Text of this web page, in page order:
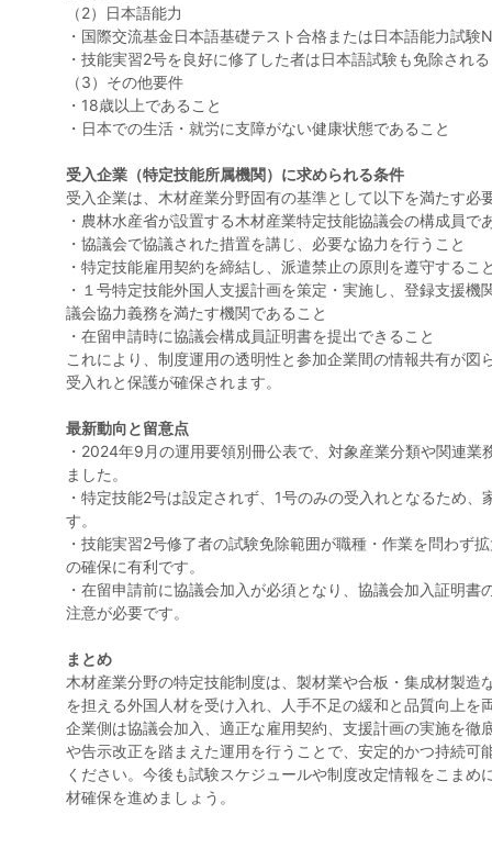
（2）日本語能力
・国際交流基金日本語基礎テスト合格または日本語能力試験
・技能実習2号を良好に修了した者は日本語試験も免除される
（3）その他要件
・18歳以上であること
・日本での生活・就労に支障がない健康状態であること
受入企業（特定技能所属機関）に求められる条件
受入企業は、木材産業分野固有の基準として以下を満たす必
・農林水産省が設置する木材産業特定技能協議会の構成員で
・協議会で協議された措置を講じ、必要な協力を行うこと
・特定技能雇用契約を締結し、派遣禁止の原則を遵守するこ
・１号特定技能外国人支援計画を策定・実施し、登録支援機
議会協力義務を満たす機関であること
・在留申請時に協議会構成員証明書を提出できること
これにより、制度運用の透明性と参加企業間の情報共有が図
受入れと保護が確保されます。
最新動向と留意点
・2024年9月の運用要領別冊公表で、対象産業分類や関連業
ました。
・特定技能2号は設定されず、1号のみの受入れとなるため、
す。
・技能実習2号修了者の試験免除範囲が職種・作業を問わず
の確保に有利です。
・在留申請前に協議会加入が必須となり、協議会加入証明書
注意が必要です。
まとめ
木材産業分野の特定技能制度は、製材業や合板・集成材製造
を担える外国人材を受け入れ、人手不足の緩和と品質向上を
企業側は協議会加入、適正な雇用契約、支援計画の実施を徹
や告示改正を踏まえた運用を行うことで、安定的かつ持続可
ください。今後も試験スケジュールや制度改定情報をこまめ
材確保を進めましょう。